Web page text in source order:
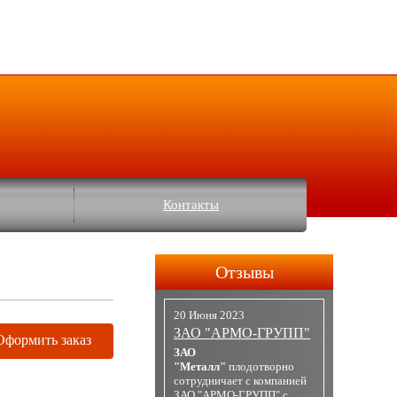
Контакты
заказ
Отзывы
20 Июня 2023
ЗАО "АРМО-ГРУПП"
ЗАО
"Металл" плодотворно
сотрудничает с компанией